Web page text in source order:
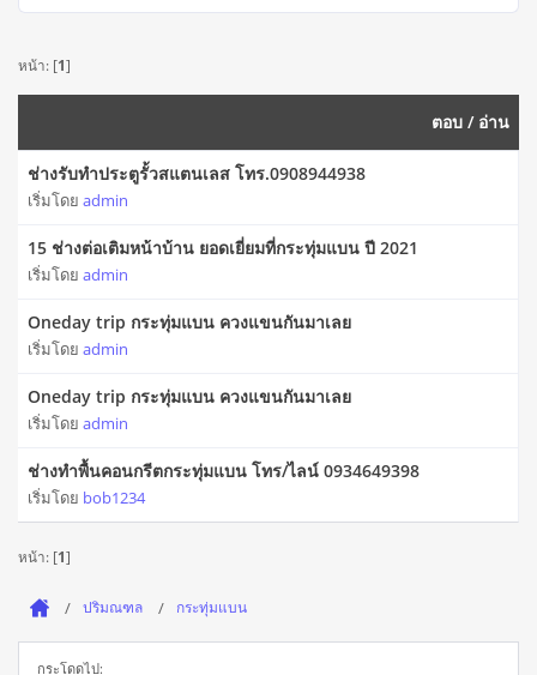
หน้า: [1]
ตอบ / อ่าน
ช่างรับทำประตูรั้วสแตนเลส โทร.0908944938
เริ่มโดย admin
15 ช่างต่อเติมหน้าบ้าน ยอดเยี่ยมที่กระทุ่มแบน ปี 2021
เริ่มโดย admin
Oneday trip กระทุ่มแบน ควงแขนกันมาเลย
เริ่มโดย admin
Oneday trip กระทุ่มแบน ควงแขนกันมาเลย
เริ่มโดย admin
ช่างทำพื้นคอนกรีตกระทุ่มแบน โทร/ไลน์ 0934649398
เริ่มโดย bob1234
หน้า: [1]
ปริมณฑล กระทุ่มแบน
กระโดดไป: